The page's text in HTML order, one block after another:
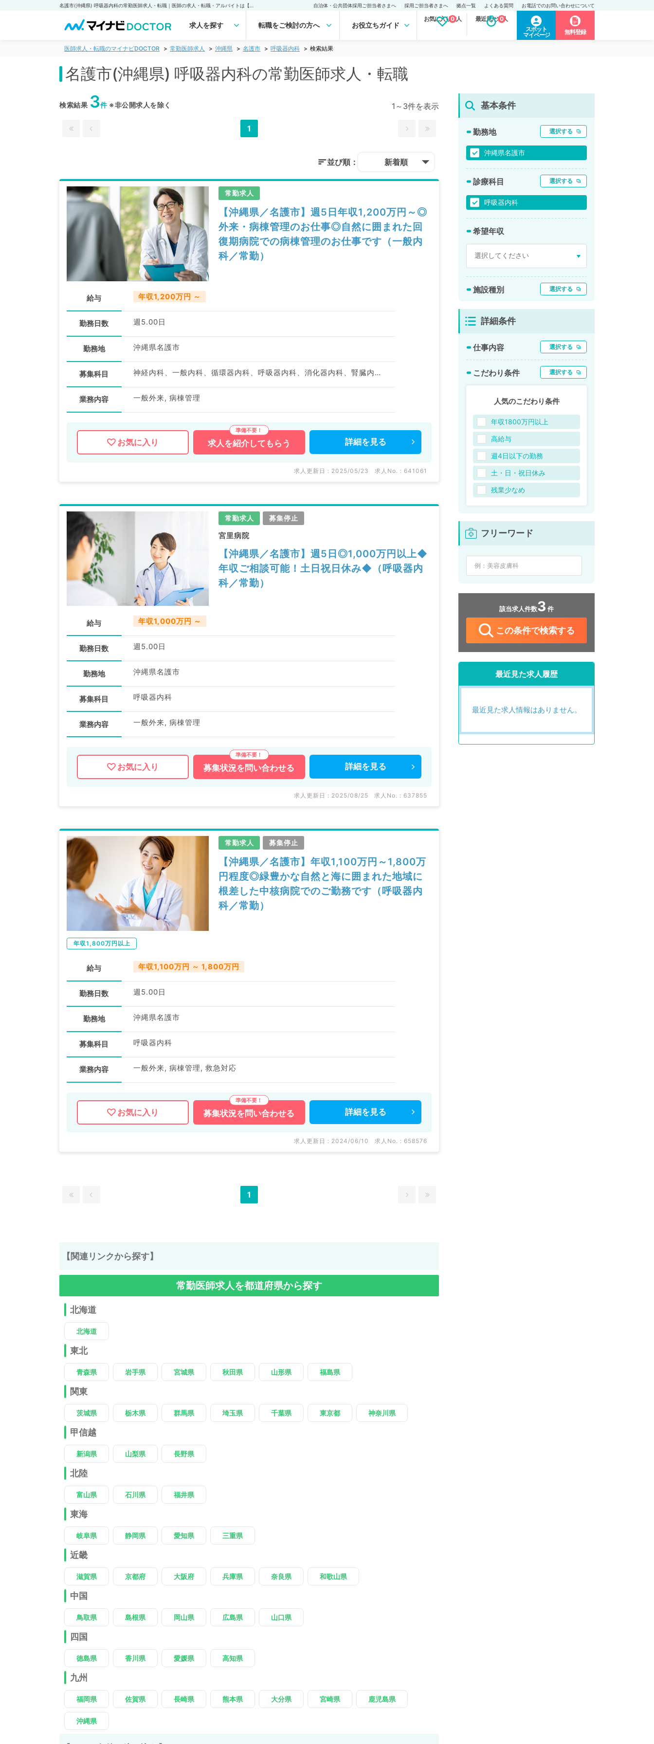
自治体・公共団体採用ご担当者さまへ 採用ご担当者さまへ 拠点一覧 よくある質問 お電話でのお問い合わせについて
求人を探す 転職をご検討の方へ お役立ちガイド
お気に入り求人
0 最近見た求人
0
スポット
マイページ
無料登録
医師求人・転職のマイナビDOCTOR 常勤医師求人 沖縄県 名護市 呼吸器内科 検索結果
名護市(沖縄県) 呼吸器内科の常勤医師求人・転職
検索結果 3件※非公開求人を除く 1～3件を表示
1
並び順： 新着順
常勤求人
【沖縄県／名護市】週5日年収1,200万円～◎
外来・病棟管理のお仕事◎自然に囲まれた回
復期病院での病棟管理のお仕事です（一般内
科／常勤）
給与 年収1,200万円 ～
勤務日数 週5.00日
勤務地 沖縄県名護市
募集科目 神経内科、一般内科、循環器内科、呼吸器内科、消化器内科、腎臓内科、老年内科、血液内科
業務内容 一般外来, 病棟管理
お気に入り 求人を紹介してもらう 詳細を 見る
求人更新日 : 2025/05/23 求人No. : 641061
常勤求人 募集停止
宮里病院
【沖縄県／名護市】週5日◎1,000万円以上◆
年収ご相談可能！土日祝日休み◆（呼吸器内
科／常勤）
給与 年収1,000万円 ～
勤務日数 週5.00日
勤務地 沖縄県名護市
募集科目 呼吸器内科
業務内容 一般外来, 病棟管理
お気に入り 募集状況を 問い合わせる 詳細を 見る
求人更新日 : 2025/08/25 求人No. : 637855
常勤求人 募集停止
【沖縄県／名護市】年収1,100万円～1,800万
円程度◎緑豊かな自然と海に囲まれた地域に
根差した中核病院でのご勤務です（呼吸器内
科／常勤）
年収1,800万円以上
給与 年収1,100万円 ～ 1,800万円
勤務日数 週5.00日
勤務地 沖縄県名護市
募集科目 呼吸器内科
業務内容 一般外来, 病棟管理, 救急対応
お気に入り 募集状況を 問い合わせる 詳細を 見る
求人更新日 : 2024/06/10 求人No. : 658576
1
【関連リンクから探す】
常勤医師求人を都道府県から探す
北海道
北海道
東北
青森県 岩手県 宮城県 秋田県 山形県 福島県
関東
茨城県 栃木県 群馬県 埼玉県 千葉県 東京都 神奈川県
甲信越
新潟県 山梨県 長野県
北陸
富山県 石川県 福井県
東海
岐阜県 静岡県 愛知県 三重県
近畿
滋賀県 京都府 大阪府 兵庫県 奈良県 和歌山県
中国
鳥取県 島根県 岡山県 広島県 山口県
四国
徳島県 香川県 愛媛県 高知県
九州
福岡県 佐賀県 長崎県 熊本県 大分県 宮崎県 鹿児島県
沖縄県
基本条件
勤務地 選択する
沖縄県名護市
診療科目 選択する
呼吸器内科
希望年収
施設種別 選択する
詳細条件
仕事内容 選択する
こだわり条件 選択する
人気のこだわり条件
年収1800万円以上
高給与
週4日以下の勤務
土・日・祝日休み
残業少なめ
フリーワード
該当求人件数3 件
この条件で検索する
最近見た求人履歴
最近見た求人情報はありません。